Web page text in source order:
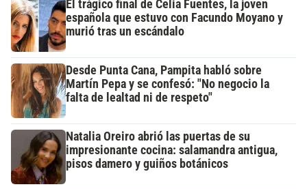
El trágico final de Celia Fuentes, la joven
española que estuvo con Facundo Moyano y
murió tras un escándalo
Desde Punta Cana, Pampita habló sobre
Martín Pepa y se confesó: "No negocio la
falta de lealtad ni de respeto"
Natalia Oreiro abrió las puertas de su
impresionante cocina: salamandra antigua,
pisos damero y guiños botánicos